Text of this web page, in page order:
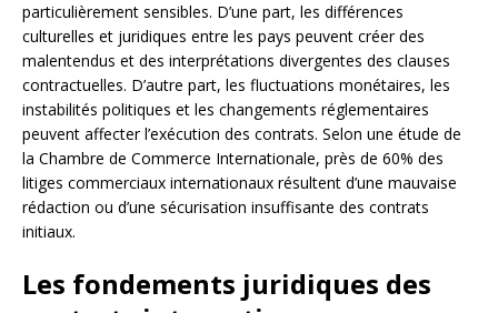
particulièrement sensibles. D’une part, les différences
culturelles et juridiques entre les pays peuvent créer des
malentendus et des interprétations divergentes des clauses
contractuelles. D’autre part, les fluctuations monétaires, les
instabilités politiques et les changements réglementaires
peuvent affecter l’exécution des contrats. Selon une étude de
la Chambre de Commerce Internationale, près de 60% des
litiges commerciaux internationaux résultent d’une mauvaise
rédaction ou d’une sécurisation insuffisante des contrats
initiaux.
Les fondements juridiques des